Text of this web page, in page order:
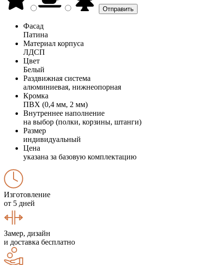
Фасад
Патина
Материал корпуса
ЛДСП
Цвет
Белый
Раздвижная система
алюминиевая, нижнеопорная
Кромка
ПВХ (0,4 мм, 2 мм)
Внутреннее наполнение
на выбор (полки, корзины, штанги)
Размер
индивидуальный
Цена
указана за базовую комплектацию
Изготовление
от 5 дней
Замер, дизайн
и доставка бесплатно